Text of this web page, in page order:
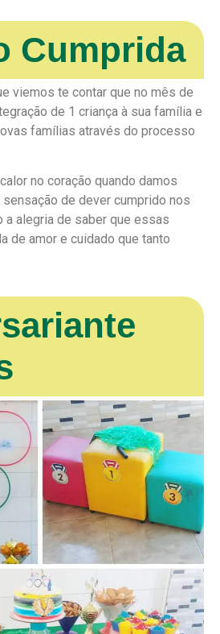
Cumprida
viemos te contar que no mês de
de 1 criança à sua família e
famílias através do processo
no coração quando damos
de dever cumprido nos
a alegria de saber que essas
de amor e cuidado que tanto